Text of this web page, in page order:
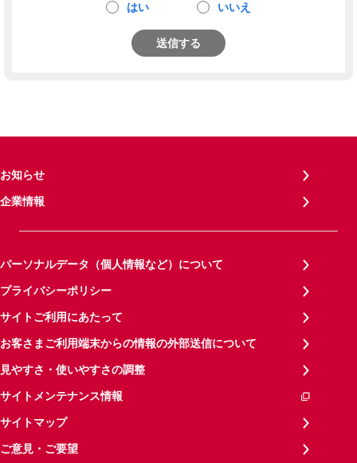
はい いいえ
送信する
お知らせ
企業情報
パーソナルデータ（個人情報など）について
プライバシーポリシー
サイトご利用にあたって
お客さまご利用端末からの情報の外部送信について
見やすさ・使いやすさの調整
サイトメンテナンス情報
サイトマップ
ご意見・ご要望